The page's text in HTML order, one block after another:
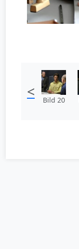
< Bild 20